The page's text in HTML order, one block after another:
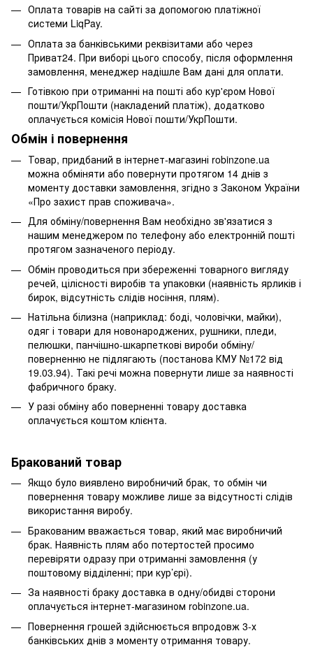
Оплата товарів на сайті за допомогою платіжної
системи LiqPay.
Оплата за банківськими реквізитами або через
Приват24. При виборі цього способу, після оформлення
замовлення, менеджер надішле Вам дані для оплати.
Готівкою при отриманні на пошті або кур'єром Нової
пошти/УкрПошти (накладений платіж), додатково
оплачується комісія Нової пошти/УкрПошти.
Обмін і повернення
Товар, придбаний в інтернет-магазині robinzone.ua
можна обміняти або повернути протягом 14 днів з
моменту доставки замовлення, згідно з Законом України
«Про захист прав споживача».
Для обміну/повернення Вам необхідно зв'язатися з
нашим менеджером по телефону або електронній пошті
протягом зазначеного періоду.
Обмін проводиться при збереженні товарного вигляду
речей, цілісності виробів та упаковки (наявність ярликів і
бирок, відсутність слідів носіння, плям).
Натільна білизна (наприклад: боді, чоловічки, майки),
одяг і товари для новонароджених, рушники, пледи,
пелюшки, панчішно-шкарпеткові вироби обміну/
поверненню не підлягають (постанова КМУ №172 від
19.03.94). Такі речі можна повернути лише за наявності
фабричного браку.
У разі обміну або поверненні товару доставка
оплачується коштом клієнта.
Бракований товар
Якщо було виявлено виробничий брак, то обмін чи
повернення товару можливе лише за відсутності слідів
використання виробу.
Бракованим вважається товар, який має виробничий
брак. Наявність плям або потертостей просимо
перевіряти одразу при отриманні замовлення (у
поштовому відділенні; при кур’єрі).
За наявності браку доставка в одну/обидві сторони
оплачується інтернет-магазином robinzone.ua.
Повернення грошей здійснюється впродовж 3-х
банківських днів з моменту отримання товару.